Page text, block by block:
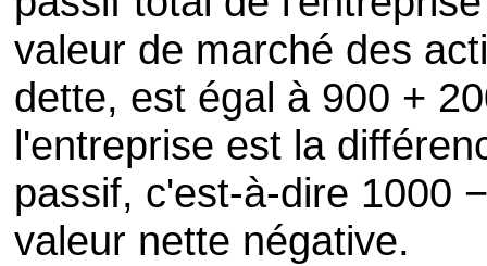
valeur de marché des
dette, est égal à 900 +
l'entreprise est la
passif, c'est-à-dire 1000
valeur nette négative.